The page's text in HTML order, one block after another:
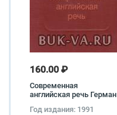
160.00 ₽
Современная
английская речь Герман
Год издания: 1991